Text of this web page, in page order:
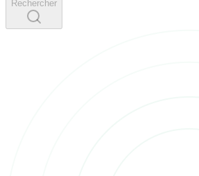
Rechercher